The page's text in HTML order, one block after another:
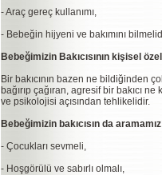
- Araç gereç kullanımı,
- Bebeğin hijyeni ve bakımını
Bebeğimizin Bakıcısının kişisel
Bir bakıcının bazen ne bildiğinden
bağırıp çağıran, agresif bir bakıcı
ve psikolojisi açısından tehlikelidir.
Bebeğimizin bakıcısın da
- Çocukları sevmeli,
- Hoşgörülü ve sabırlı olmalı,